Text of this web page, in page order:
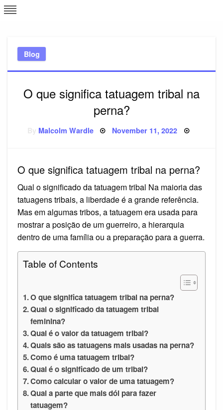
Skip
to
Blog
O que significa tatuagem tribal na
perna?
Malcolm Wardle Posted
November 11, 2022
O que significa tatuagem tribal na perna?
Qual o significado da tatuagem tribal Na maioria das
tatuagens tribais, a liberdade é a grande referência.
Mas em algumas tribos, a tatuagem era usada para
mostrar a posição de um guerreiro, a hierarquia
dentro de uma família ou a preparação para a guerra.
Table of Contents
O que significa tatuagem tribal na perna?
Qual o significado da tatuagem tribal
feminina?
Qual é o valor da tatuagem tribal?
Quais são as tatuagens mais usadas na perna?
Como é uma tatuagem tribal?
Qual é o significado de um tribal?
Como calcular o valor de uma tatuagem?
Qual a parte que mais dói para fazer
tatuagem?